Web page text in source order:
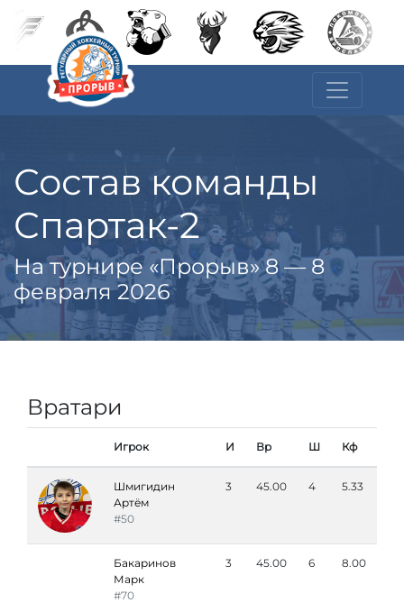
Состав команды
Спартак-2
На турнире «Прорыв» 8 — 8
февраля 2026
Вратари
Игрок И Вр Ш Кф
Шмигидин
Артём
#50
3 45.00 4 5.33
Бакаринов
Марк
#70
3 45.00 6 8.00